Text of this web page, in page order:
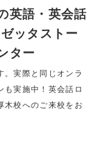
英語・英会話
ッタストー
ター
。実際と同じオンラ
も実施中！英会話ロ
木校へのご来校をお